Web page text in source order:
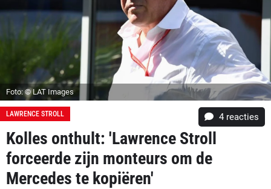
Foto: © LAT Images
LAWRENCE STROLL 4 reacties
Kolles onthult: 'Lawrence Stroll
forceerde zijn monteurs om de
Mercedes te kopiëren'